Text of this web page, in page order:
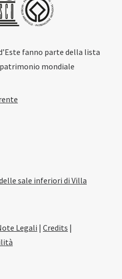
fanno parte della lista
patrimonio mondiale
sale inferiori di Villa
Legali | Credits |